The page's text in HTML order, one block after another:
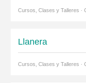
Cursos, Clases y Talleres ·
Llanera
Cursos, Clases y Talleres ·